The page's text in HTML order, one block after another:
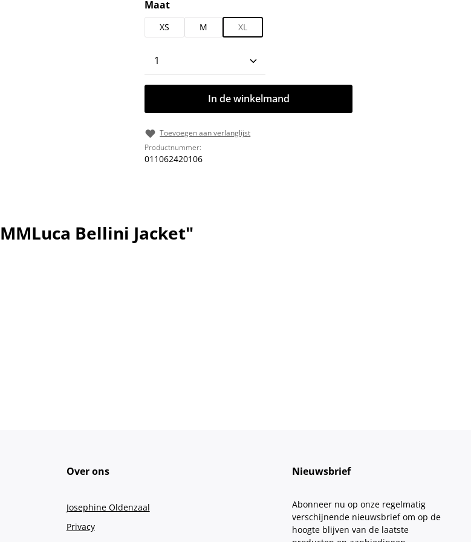
Selecteer
Maat
XS M XL
Producthoeveelheid: Voer de gewenste
In de winkelmand
Toevoegen aan verlanglijst
Productnummer:
011062420106
Bellini Jacket"
Over ons
Josephine Oldenzaal
Privacy
Nieuwsbrief
Abonneer nu op onze regelmatig
verschijnende nieuwsbrief om op de
hoogte blijven van de laatste